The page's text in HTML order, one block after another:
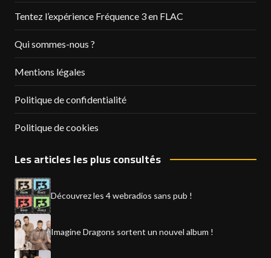
Tentez l’expérience Fréquence 3 en FLAC
Qui sommes-nous ?
Mentions légales
Politique de confidentialité
Politique de cookies
Les articles les plus consultés
Découvrez les 4 webradios sans pub !
Imagine Dragons sortent un nouvel album !